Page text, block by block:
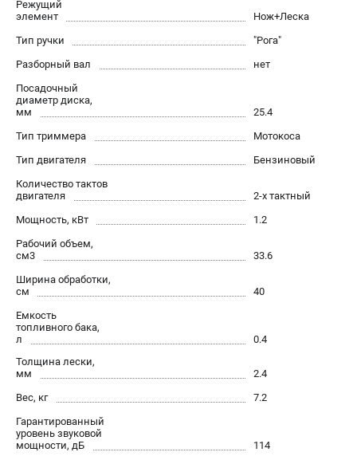
Юридическим лицам
Пользовательское соглашение
Способы оплаты
САДОВАЯ ТЕХНИКА
Аэраторы и скарификаторы
Газонокосилки
Принадлежности и аксессуары
Расходные материалы
Садовые райдеры
Средства защиты
Триммеры и мотокосы
Информация размещённая на сайте не является публичной
Режущий
элемент
Нож+Леска
Тип ручки
"Рога"
Разборный вал
нет
Посадочный
диаметр диска,
мм
25.4
Тип триммера
Мотокоса
Тип двигателя
Бензиновый
Количество тактов
двигателя
2-х тактный
Мощность, кВт
1.2
Рабочий объем,
см3
33.6
Ширина обработки,
см
40
Емкость
топливного бака,
л
0.4
Толщина лески,
мм
2.4
Вес, кг
7.2
Гарантированный
уровень звуковой
мощности, дБ
114